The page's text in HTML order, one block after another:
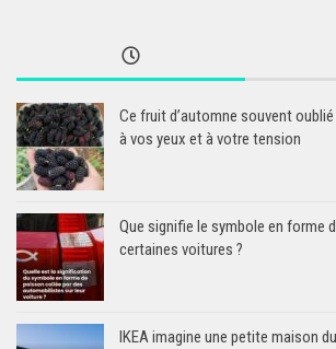
Ce fruit d’automne souvent
à vos yeux et à votre tension
Que signifie le symbole en forme
certaines voitures ?
IKEA imagine une petite maison